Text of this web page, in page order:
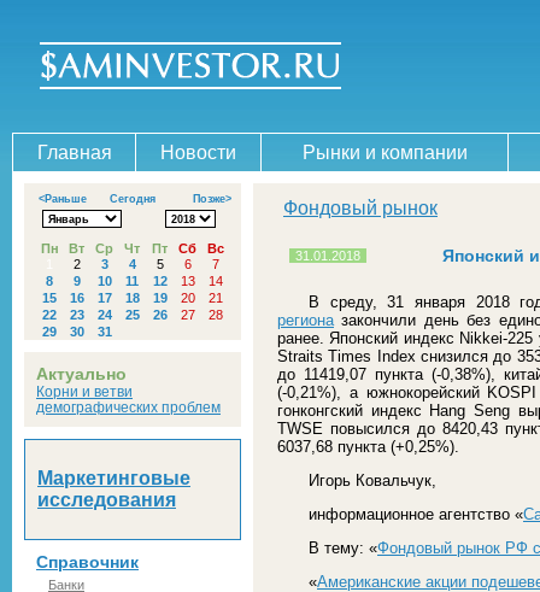
Главная Новости Рынки и компании
<Раньше Сегодня Позже>
Пн Вт Ср Чт Пт Сб
Вс
2 3 4 5 6
7
8
9 10 11 12 13
14
15
16 17 18 19 20
21
22
23 24 25 26 27
28
29
30 31
Актуально
Корни и ветви
демографических проблем
Маркетинговые
исследования
Справочник
Банки
Фондовый рынок
31.01.2018 Японский
В среду, 31 января 2018
регионазакончили день без
ранее. Японский индекс Nikkei-225
Straits Times Index снизился до
до 11419,07 пункта (-0,38%),
(-0,21%), а южнокорейский
гонконгский индекс Hang Seng
TWSE повысился до 8420,43
6037,68 пункта (+0,25%).
Игорь Ковальчук,
информационное агентство «
В тему: «Фондовый рынок РФ с
«Американские акции